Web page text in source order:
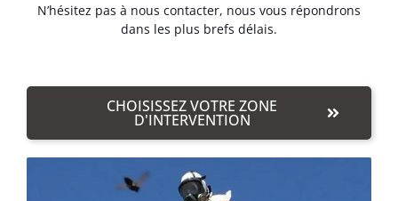
N’hésitez pas à nous contacter, nous vous répondrons
dans les plus brefs délais.
CHOISISSEZ VOTRE ZONE
D'INTERVENTION